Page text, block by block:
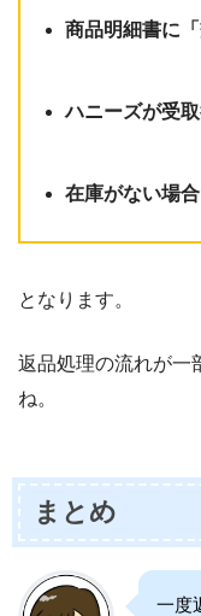
商品明細書に
ハニーズが受
在庫がない場
となります。
返品処理の流れが一
ね。
まとめ
一度